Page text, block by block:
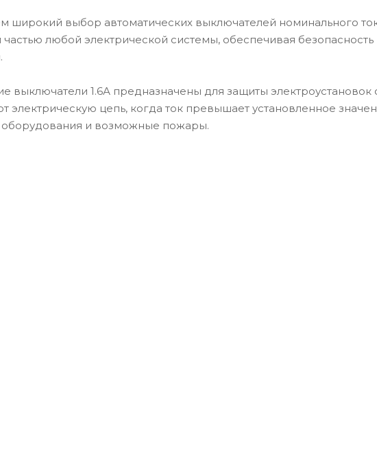
широкий выбор автоматических выключателей номинального
любой электрической системы, обеспечивая
выключатели 1.6А предназначены для защиты электроустановок
электрическую цепь, когда ток превышает установленное
и возможные пожары.